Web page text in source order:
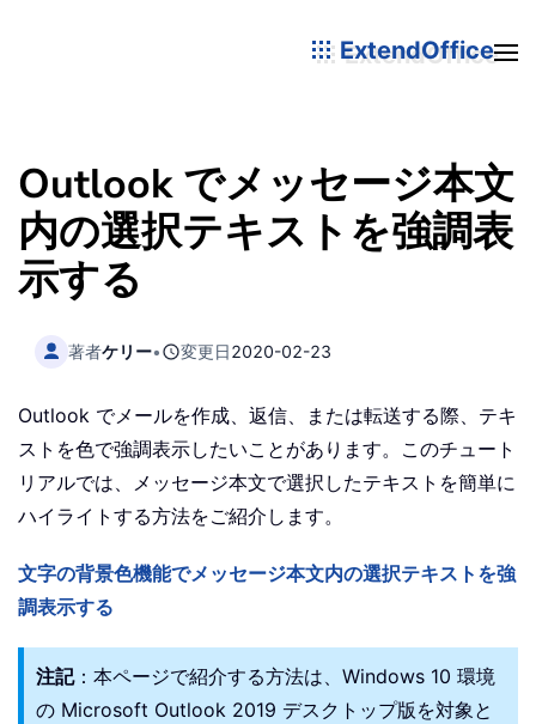
ExtendOffice
Outlook でメッセージ本文
内の選択テキストを強調表
示する
著者ケリー• 変更日2020-02-23
Outlook でメールを作成、返信、または転送する際、テキ
ストを色で強調表示したいことがあります。このチュート
リアルでは、メッセージ本文で選択したテキストを簡単に
ハイライトする方法をご紹介します。
文字の背景色機能でメッセージ本文内の選択テキストを強
調表示する
注記：本ページで紹介する方法は、Windows 10 環境
の Microsoft Outlook 2019 デスクトップ版を対象と